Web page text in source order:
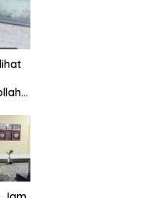
Deli Serdang Bongkar
Peredaran Sabu di
Dua Pengedar